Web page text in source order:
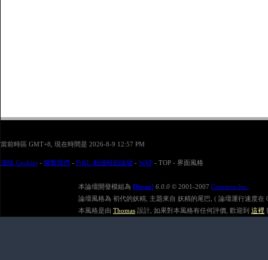
當前時區 GMT+8, 現在時間是 2026-8-9 12:57 PM
清除 Cookies - 聯繫我們 - FrKL-動漫時刻論壇 - WAP - TOP - 界面風格
本論壇開發模組為 Discuz! 6.0.0 © 2001-2007 Comsenz Inc.
論壇風格為 初代的妖精, 主題來自 妖精的尾巴, ( 論壇運行速度
本風格是由 Thomas 設計, 如果對本風格有任何評價, 歡迎到 這裡